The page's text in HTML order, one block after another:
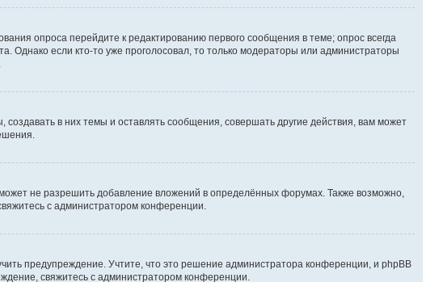
опроса перейдите к редактированию первого сообщения в теме; опрос всегда
Однако если кто-то уже проголосовал, то только модераторы или администраторы
в них темы и оставлять сообщения, совершать другие действия, вам может
не разрешить добавление вложений в определённых форумах. Также возможно,
с администратором конференции.
предупреждение. Учтите, что это решение администратора конференции, и phpBB
свяжитесь с администратором конференции.